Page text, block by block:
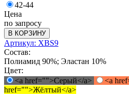
42-44
Цена
по запросу
В КОРЗИНУ
Артикул: XBS9
Состав:
Полиамид 90%; Эластан 10%
Цвет:
<a href="">Серый</a>
<a
href="">Жёлтый</a>